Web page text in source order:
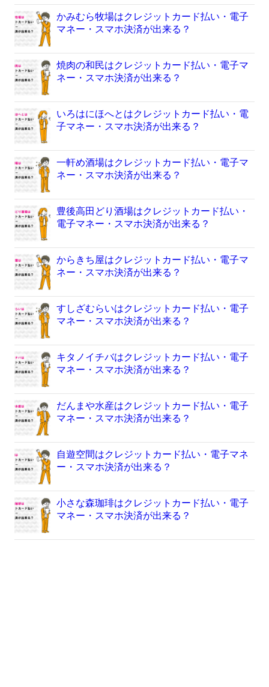
かみむら牧場はクレジットカード払い・電子
マネー・スマホ決済が出来る？
焼肉の和民はクレジットカード払い・電子マ
ネー・スマホ決済が出来る？
いろはにほへとはクレジットカード払い・電
子マネー・スマホ決済が出来る？
一軒め酒場はクレジットカード払い・電子マ
ネー・スマホ決済が出来る？
豊後高田どり酒場はクレジットカード払い・
電子マネー・スマホ決済が出来る？
からきち屋はクレジットカード払い・電子マ
ネー・スマホ決済が出来る？
すしざむらいはクレジットカード払い・電子
マネー・スマホ決済が出来る？
キタノイチバはクレジットカード払い・電子
マネー・スマホ決済が出来る？
だんまや水産はクレジットカード払い・電子
マネー・スマホ決済が出来る？
自遊空間はクレジットカード払い・電子マネ
ー・スマホ決済が出来る？
小さな森珈琲はクレジットカード払い・電子
マネー・スマホ決済が出来る？